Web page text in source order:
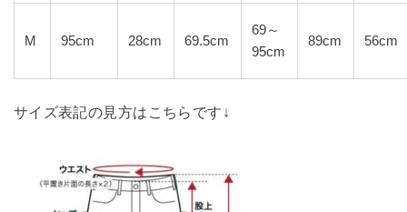
M 95cm 28cm 69.5cm
69～
95cm
89cm 56cm
サイズ表記の見方はこちらです↓